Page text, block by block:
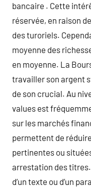
bancaire . Cette
réservée, en raison
des turoriels.
moyenne des
en moyenne. La
travailler son argent
de son crucial. Au
values est
sur les marchés
permettent de
pertinentes ou
arrestation des
d’un texte ou d’un